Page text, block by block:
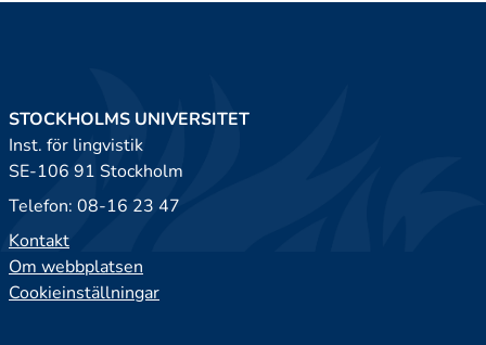
STOCKHOLMS UNIVERSITET
Inst. för lingvistik
SE-106 91 Stockholm
Telefon: 08-16 23 47
Kontakt
Om webbplatsen
Cookieinställningar